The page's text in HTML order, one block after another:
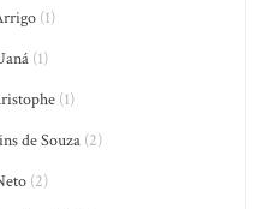
(1)
(1)
(1)
de Souza (2)
(2)